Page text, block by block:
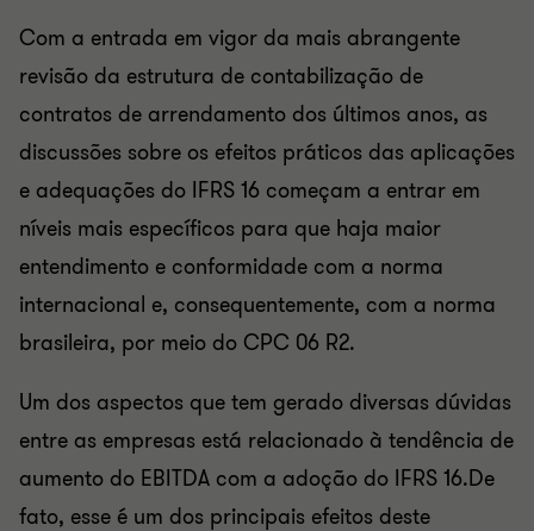
Com a entrada em vigor da mais abrangente
revisão da estrutura de contabilização de
contratos de arrendamento dos últimos anos, as
discussões sobre os efeitos práticos das aplicações
e adequações do IFRS 16 começam a entrar em
níveis mais específicos para que haja maior
entendimento e conformidade com a norma
internacional e, consequentemente, com a norma
brasileira, por meio do CPC 06 R2.
Um dos aspectos que tem gerado diversas dúvidas
entre as empresas está relacionado à tendência de
aumento do EBITDA com a adoção do IFRS 16.De
fato, esse é um dos principais efeitos deste